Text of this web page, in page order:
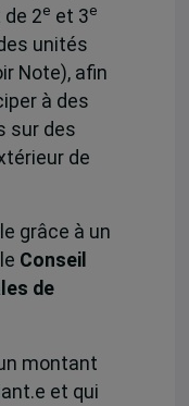
2e et 3e
unités
Note), afin
à des
sur des
de
grâce à un
Conseil
de
montant
et qui